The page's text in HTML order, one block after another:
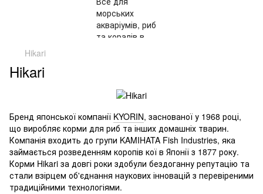
Hikari
Hikari
Бренд японської компанії KYORIN, заснованої у 1968 році,
що виробляє корми для риб та інших домашніх тварин.
Компанія входить до групи KAMIHATA Fish Industries, яка
займається розведенням коропів кої в Японії з 1877 року.
Корми Hikari за довгі роки здобули бездоганну репутацію та
стали взірцем об'єднання наукових інновацій з перевіреними
традиційними технологіями.